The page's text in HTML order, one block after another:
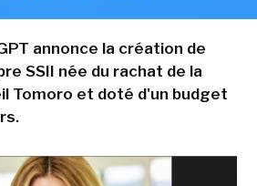
annonce la création de
SSII née du rachat de la
Tomoro et doté d'un budget